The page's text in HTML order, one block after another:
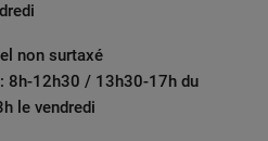
non surtaxé
8h-12h30 / 13h30-17h du
le vendredi